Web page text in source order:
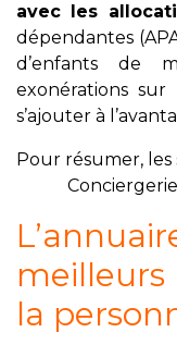
avec les
dépendantes
d’enfants de
exonérations
s’ajouter à
Pour résumer, les
meilleurs
la